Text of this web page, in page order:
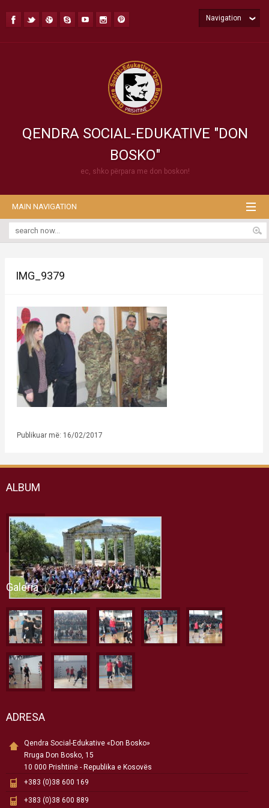
QENDRA SOCIAL-EDUKATIVE "DON
BOSKO"
ec, shko përpara me don boskon!
Navigation
MAIN NAVIGATION
IMG_9379
Publikuar më: 16/02/2017
ALBUM
Galeria
ADRESA
Qendra Social-Edukative «Don Bosko»
Rruga Don Bosko, 15
10 000 Prishtinë - Republika e Kosovës
+383 (0)38 600 169
+383 (0)38 600 889